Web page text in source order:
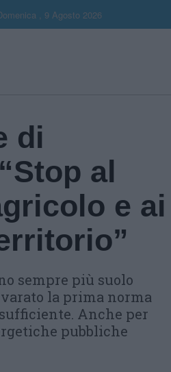
, 9 Agosto 2026
di
al
e ai
sempre più suolo
la prima norma
Anche per
pubbliche